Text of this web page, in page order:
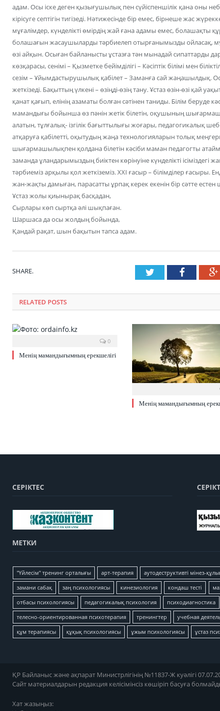
адам. Осы іске деген қызығушылық пен сүйіспеншілік қана оны
кірісуге септігін тигізеді. Нәтижесінде бір емес, бірнеше жас
мұғалімдер, күнделікті өмірдің жай ғана адамы емес, болашақты
болашағын жасаушыларды тәрбиелеп отырғанымызды ойласақ,
өзі айқын. Осыған байланысты ұстазға тән мынадай сипаттарды
көзқарасы, сенімі – Қызметке бейімділігі – Кәсіптік білімі мен
сезім – Ұйымдастырушылық қабілет – Заманға сай жаңашылдық.
жеткізеді. Бақыттың үлкені – өзіңді-өзің тану. Ұстаз өзін-өзі қай
қанат қағып, елінің азаматы болған сәтінен таниды. Білім беруде
мамандығы бойынша өз пәнін жетік білетін, оқушының
алатын, тұлғалық- ізгілік бағыттылығы жоғары, педагогикалық
атқаруға қабілетті, оқытудың жаңа технологияларын толық
шығармашылықпен қолдана білетін кәсіби маман педагогты
заманда ұландарымыздың биіктен көрінуіне күнделікті
тәрбиеміз арқылы қол жеткіземіз. ХХІ ғасыр – білімділер ғасыры.
жан-жақты дамыған, парасатты ұрпақ керек екенін бір сәтте
Ұстаз жолы қиынырақ басқадан,
Сырлары көп сыртқа әлі шықпаған.
Шаршаса да осы жолдың бойында,
Қандай рақат, шын бақытын тапса адам.
SHARE. Twitter
RELATED POSTS
0
Менің мамандығымның ерекшелігі
Менің мамандығымның
СЕРІКТЕС
МЕТКИ
"Үйлесім" тренинг орталығы арт-терапия аутодеструктивті мінез-
замани сабақ заң психологиясы кинезиология кондаш тесті
отбасы психологиясы педагогикалық психология психодиагностика
телесно-ориентированная психотерапия тренингтер учебная
құм терапиясы құқық психологиясы ұжым психологиясы ұстаз
ҚР Байланыс және ақпарат Министрлігінің №11837-Ж куәлігі
Сайт материалдарын редакция келісімінсіз көшіріп басуға
Хат жазыңыз: